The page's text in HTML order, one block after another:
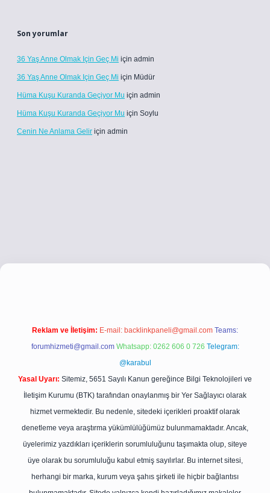
Son yorumlar
36 Yaş Anne Olmak Için Geç Mi için admin
36 Yaş Anne Olmak Için Geç Mi için Müdür
Hüma Kuşu Kuranda Geçiyor Mu için admin
Hüma Kuşu Kuranda Geçiyor Mu için Soylu
Cenin Ne Anlama Gelir için admin
betci girişbetci girişhiltonbet yeni giriş
Reklam ve İletişim: E-mail: backlinkpaneli@gmail.com Teams:
forumhizmeti@gmail.com Whatsapp: 0262 606 0 726 Telegram:
@karabul
Yasal Uyarı: Sitemiz, 5651 Sayılı Kanun gereğince Bilgi Teknolojileri ve
İletişim Kurumu (BTK) tarafından onaylanmış bir Yer Sağlayıcı olarak
hizmet vermektedir. Bu nedenle, sitedeki içerikleri proaktif olarak
denetleme veya araştırma yükümlülüğümüz bulunmamaktadır. Ancak,
üyelerimiz yazdıkları içeriklerin sorumluluğunu taşımakta olup, siteye
üye olarak bu sorumluluğu kabul etmiş sayılırlar. Bu internet sitesi,
herhangi bir marka, kurum veya şahıs şirketi ile hiçbir bağlantısı